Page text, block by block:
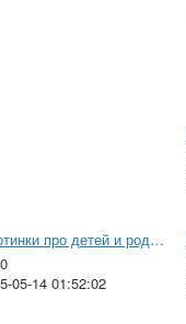
Прикольные картинки про детей и родителей
05-14 01:52:02